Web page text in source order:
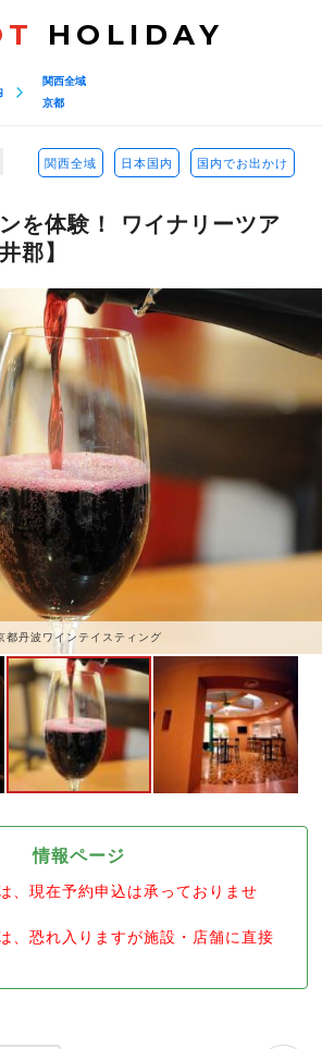
HOLIDAY
関西全域
京都
関西全域 日本国内 国内でお出かけ
を体験！ ワイナリーツア
郡】
都丹波ワインテイスティング
情報ページ
、現在予約申込は承っておりませ
、恐れ入りますが施設・店舗に直接